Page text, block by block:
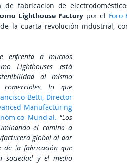
fabricación de
Lighthouse Factory por el Foro
la cuarta revolución industrial,
enfrenta a muchos
Lighthouses está
al mismo
lo que
Betti, Director
Manufacturing
Mundial. “Los
el camino a
global al dar
de la fabricación que
sociedad y el medio